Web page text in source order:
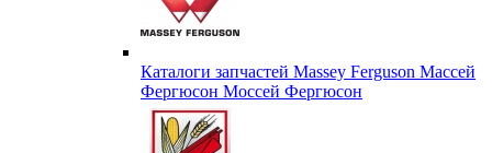
Каталоги запчастей Massey Ferguson Массей
Фергюсон Моссей Фергюсон